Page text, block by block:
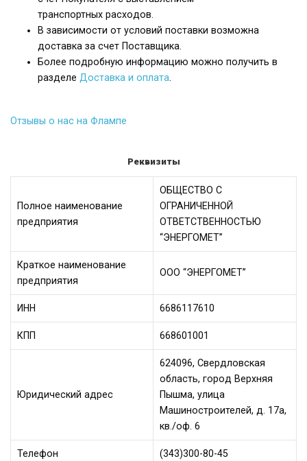
транспортных расходов.
В зависимости от условий поставки возможна
доставка за счет Поставщика.
Более подробную информацию можно получить в
разделе Доставка и оплата.
Отзывы о нас на Флампе
Реквизиты
Полное наименование
предприятия
ОБЩЕСТВО С
ОГРАНИЧЕННОЙ
ОТВЕТСТВЕННОСТЬЮ
“ЭНЕРГОМЕТ”
Краткое наименование
предприятия
ООО “ЭНЕРГОМЕТ”
ИНН 6686117610
КПП 668601001
Юридический адрес
624096, Свердловская
область, город Верхняя
Пышма, улица
Машиностроителей, д. 17а,
кв./оф. 6
Телефон (343)300-80-45